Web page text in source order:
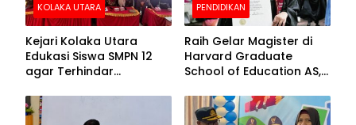
KOLAKA UTARA
Kejari Kolaka Utara
Edukasi Siswa SMPN 12
agar Terhindar
PENDIDIKAN
Raih Gelar Magister di
Harvard Graduate
School of Education AS,
Foto Putrinya Perlihatkan
Ijazah